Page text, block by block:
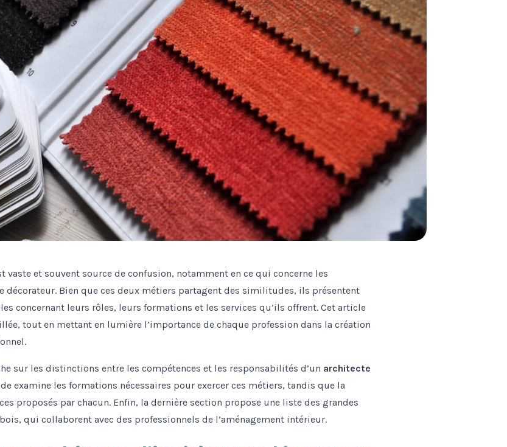
vaste et souvent source de confusion, notamment en ce qui concerne les
décorateur. Bien que ces deux métiers partagent des similitudes, ils présentent
concernant leurs rôles, leurs formations et les services qu’ils offrent. Cet article
tout en mettant en lumière l’importance de chaque profession dans la création
sur les distinctions entre les compétences et les responsabilités d’un architecte
examine les formations nécessaires pour exercer ces métiers, tandis que la
proposés par chacun. Enfin, la dernière section propose une liste des grandes
qui collaborent avec des professionnels de l’aménagement intérieur.